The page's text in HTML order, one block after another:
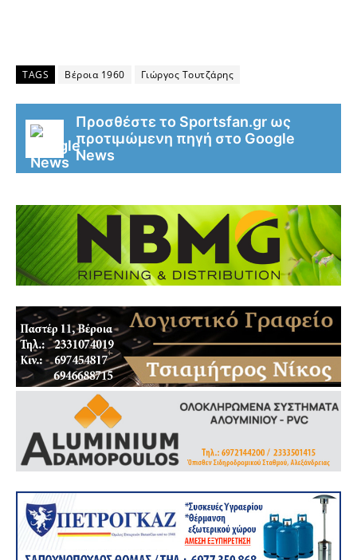
TAGS Βέροια 1960 Γιώργος Τουτζάρης
Προσθέστε το Sportsfan.gr ως
προτιμώμενη πηγή στο Google
News